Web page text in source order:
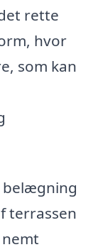
rette
hvor
som kan
belægning
terrassen